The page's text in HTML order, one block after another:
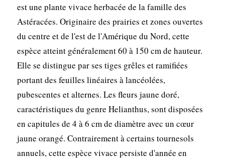
est une plante vivace herbacée de la famille des
Astéracées. Originaire des prairies et zones ouvertes
du centre et de l'est de l'Amérique du Nord, cette
espèce atteint généralement 60 à 150 cm de hauteur.
Elle se distingue par ses tiges grêles et ramifiées
portant des feuilles linéaires à lancéolées,
pubescentes et alternes. Les fleurs jaune doré,
caractéristiques du genre Helianthus, sont disposées
en capitules de 4 à 6 cm de diamètre avec un cœur
jaune orangé. Contrairement à certains tournesols
annuels, cette espèce vivace persiste d'année en